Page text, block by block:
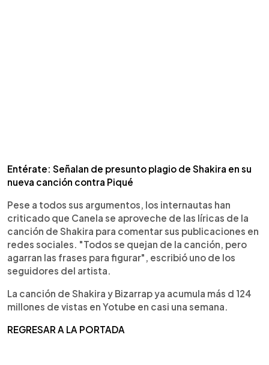
Entérate: Señalan de presunto plagio de Shakira en su
nueva canción contra Piqué
Pese a todos sus argumentos, los internautas han
criticado que Canela se aproveche de las líricas de la
canción de Shakira para comentar sus publicaciones en
redes sociales. "Todos se quejan de la canción, pero
agarran las frases para figurar", escribió uno de los
seguidores del artista.
La canción de Shakira y Bizarrap ya acumula más d 124
millones de vistas en Yotube en casi una semana.
REGRESAR A LA PORTADA